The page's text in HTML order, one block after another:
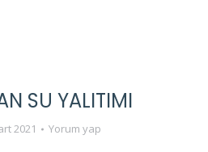
SU YALITIMI
2021 Yorum yap